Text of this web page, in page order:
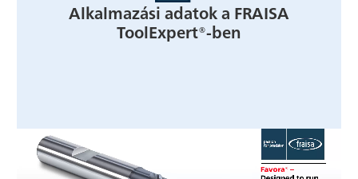
Alkalmazási adatok a FRAISA
ToolExpert®-ben